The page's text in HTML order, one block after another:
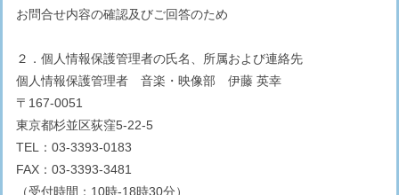
お問合せ内容の確認及びご回答のため
２．個人情報保護管理者の氏名、所属および連絡先
個人情報保護管理者 音楽・映像部 伊藤 英幸
〒167-0051
東京都杉並区荻窪5-22-5
TEL：03-3393-0183
FAX：03-3393-3481
（受付時間：10時-18時30分）